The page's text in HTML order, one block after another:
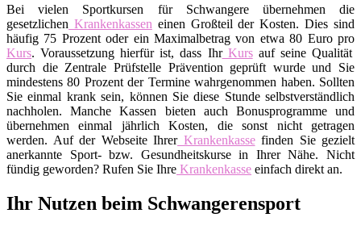
Bei vielen Sportkursen für Schwangere übernehmen die
gesetzlichen Krankenkassen einen Großteil der Kosten. Dies sind
häufig 75 Prozent oder ein Maximalbetrag von etwa 80 Euro pro
Kurs. Voraussetzung hierfür ist, dass IhrKursauf seine Qualität
durch die Zentrale Prüfstelle Prävention geprüft wurde und Sie
mindestens 80 Prozent der Termine wahrgenommen haben. Sollten
Sie einmal krank sein, können Sie diese Stunde selbstverständlich
nachholen. Manche Kassen bieten auch Bonusprogramme und
übernehmen einmal jährlich Kosten, die sonst nicht getragen
werden. Auf der Webseite IhrerKrankenkassefinden Sie gezielt
anerkannte Sport- bzw. Gesundheitskurse in Ihrer Nähe. Nicht
fündig geworden? Rufen Sie Ihre Krankenkasse einfach direkt an.
Ihr Nutzen beim Schwangerensport